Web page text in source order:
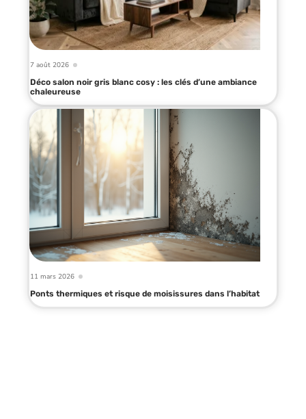
7 août 2026
Déco salon noir gris blanc cosy : les clés d’une ambiance
chaleureuse
11 mars 2026
Ponts thermiques et risque de moisissures dans l’habitat